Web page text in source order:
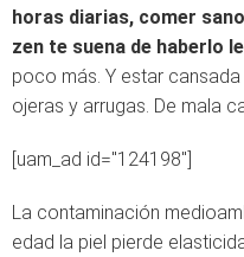
horas diarias, comer
zen te suena de haberlo
poco más. Y estar
ojeras y arrugas. De mala
[uam_ad id="124198"]
La contaminación
edad la piel pierde